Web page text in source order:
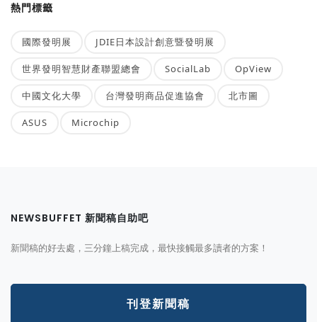
熱門標籤
國際發明展 JDIE日本設計創意暨發明展
世界發明智慧財產聯盟總會 SocialLab OpView
中國文化大學 台灣發明商品促進協會 北市圖
ASUS Microchip
NEWSBUFFET 新聞稿自助吧
新聞稿的好去處，三分鐘上稿完成，最快接觸最多讀者的方案！
刊登新聞稿